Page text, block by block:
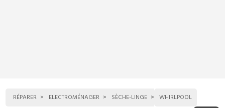
RÉPARER ELECTROMÉNAGER SÈCHE-LINGE WHIRLPOOL